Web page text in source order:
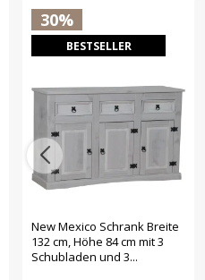
30%
BESTSELLER
New Mexico Schrank Breite
132 cm, Höhe 84 cm mit 3
Schubladen und 3...